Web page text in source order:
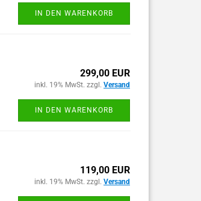
IN DEN WARENKORB
299,00 EUR
inkl. 19% MwSt. zzgl. Versand
IN DEN WARENKORB
119,00 EUR
inkl. 19% MwSt. zzgl. Versand